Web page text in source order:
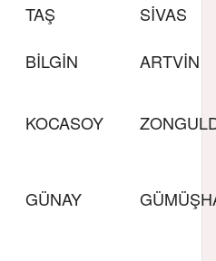
TAŞ
SİVAS
BİLGİN ARTVİN
KOCASOY
GÜNAY